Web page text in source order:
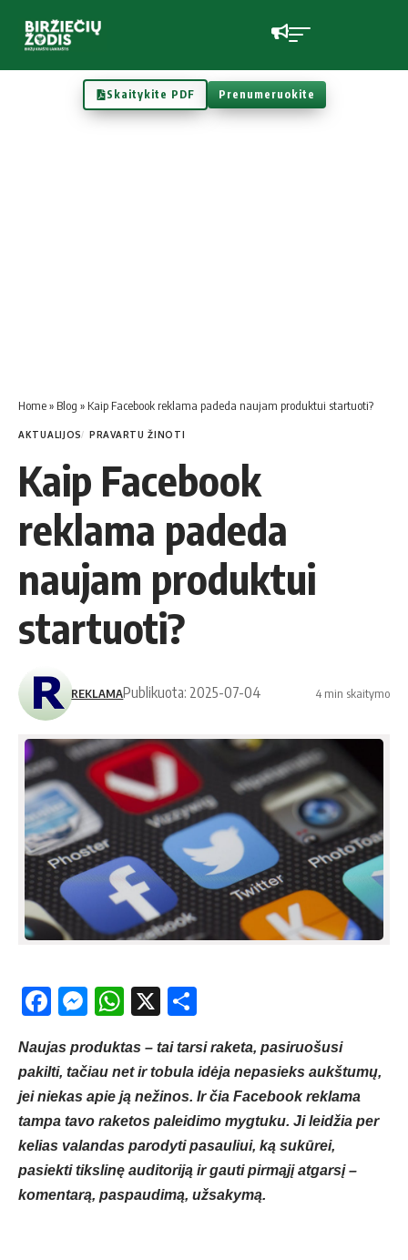
Skaitykite PDF Prenumeruokite
Home» Blog » Kaip Facebook reklama padeda naujam produktui startuoti?
AKTUALIJOS PRAVARTU ŽINOTI
Kaip Facebook
reklama padeda
naujam produktui
startuoti?
REKLAMAPublikuota: 2025-07-04 4 min skaitymo
Facebook
Messenger
WhatsApp
X
Naujas produktas – tai tarsi raketa, pasiruošusi
pakilti, tačiau net ir tobula idėja nepasieks aukštumų,
jei niekas apie ją nežinos. Ir čia Facebook reklama
tampa tavo raketos paleidimo mygtuku. Ji leidžia per
kelias valandas parodyti pasauliui, ką sukūrei,
pasiekti tikslinę auditoriją ir gauti pirmąjį atgarsį –
komentarą, paspaudimą, užsakymą.